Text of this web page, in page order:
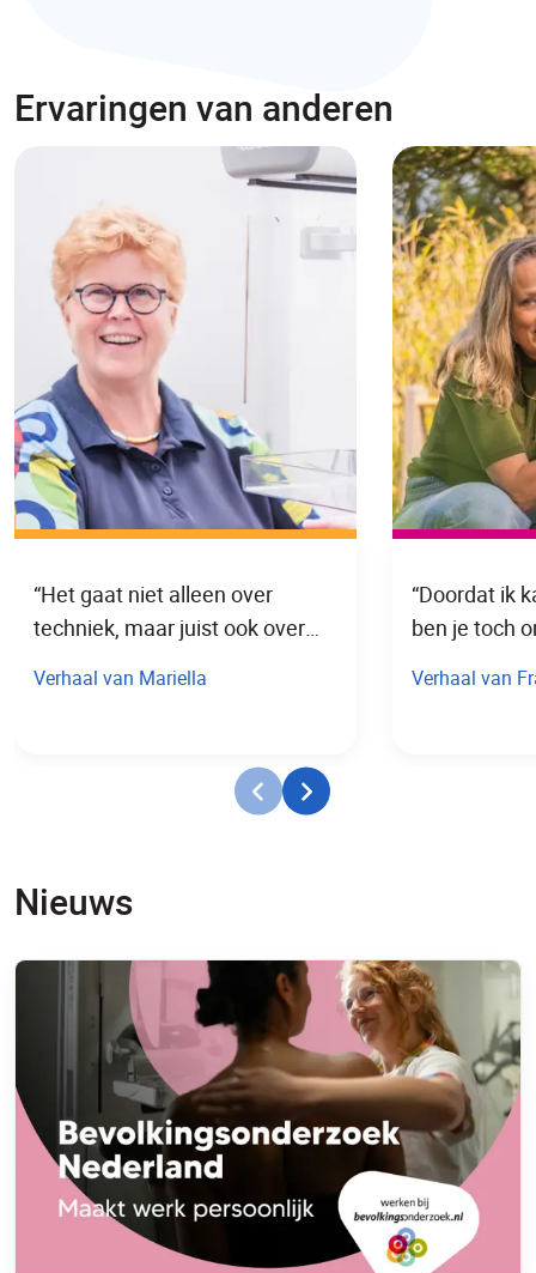
Ervaringen van anderen
“Het gaat niet alleen over
techniek, maar juist ook over
Verhaal van Mariella
“Doordat ik
ben je toch
Verhaal van
Nieuws